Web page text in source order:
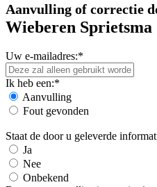
Aanvulling of correctie
Wieberen Sprietsma
Uw e-mailadres:*
Ik heb een:*
Aanvulling
Fout gevonden
Staat de door u geleverde
Ja
Nee
Onbekend